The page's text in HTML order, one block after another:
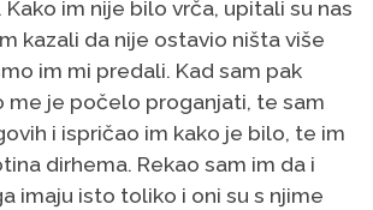
im nije bilo vrča, upitali su nas
kazali da nije ostavio ništa više
im mi predali. Kad sam pak
me je počelo proganjati, te sam
i ispričao im kako je bilo, te im
dirhema. Rekao sam im da i
imaju isto toliko i oni su s njime